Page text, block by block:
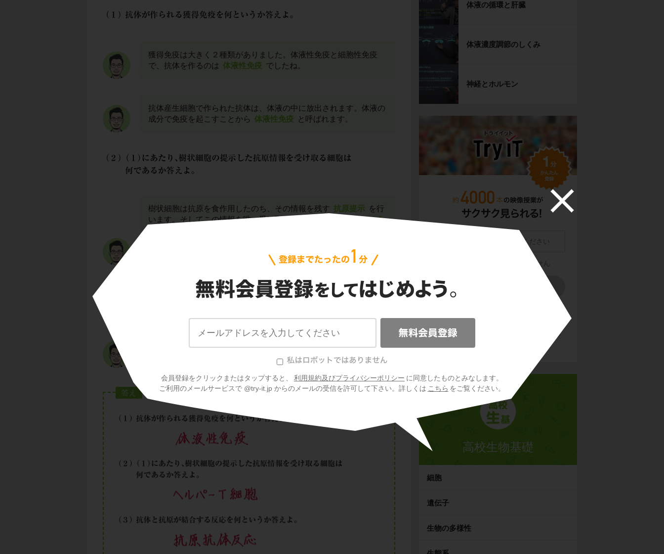
会員登録をクリックまたはタップすると、 利用規約及びプライバシーポリシー に同意したものとみなします。
ご利用のメールサービスで @try-it.jp からのメールの受信を許可して下さい。詳しくは こちら をご覧ください。
獲得免疫は大きく２種類がありました。体液性免疫と細胞性免疫
で、抗体を作るのは 体液性免疫 でしたね。
抗体産生細胞で作られた抗体は、体液の中に放出されます。体液の
成分で免疫を起こすことから 体液性免疫 と呼ばれます。
樹状細胞は抗原を食作用したのち、その情報を残す 抗原提示 を行
います。そしてこの情報を唯一受け取ることができるのは
ヘルパ
抗体が抗原提示の情報に基づいて、特定の抗原にのみ結合すること
答え
体液の循環と肝臓
体液濃度調節のしくみ
神経とホルモン
プライバシーポリシー
ご利用のメールサービスで @try-it.jp からのメールの受
信を許可して下さい。詳しくは
をご覧くださ
高校生物基礎
細胞
遺伝子
生物の多様性